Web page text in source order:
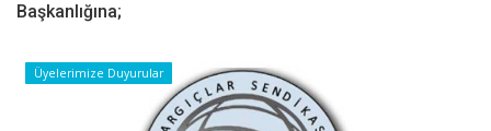
Başkanlığına;
Üyelerimize Duyurular